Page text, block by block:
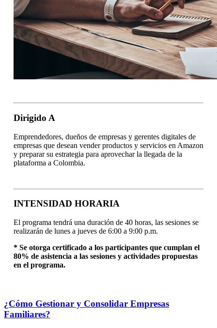
Dirigido A
Emprendedores, dueños de empresas y gerentes digitales de
empresas que desean vender productos y servicios en Amazon
y preparar su estrategia para aprovechar la llegada de la
plataforma a Colombia.
INTENSIDAD HORARIA
El programa tendrá una duración de 40 horas, las sesiones se
realizarán de lunes a jueves de 6:00 a 9:00 p.m.
* Se otorga certificado a los participantes que cumplan el
80% de asistencia a las sesiones y actividades propuestas
en el programa.
¿Cómo Gestionar y Consolidar Empresas
Familiares?